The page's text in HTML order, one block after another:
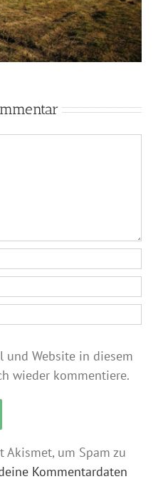
und Website in diesem
wieder kommentiere.
Akismet, um Spam zu
Kommentardaten